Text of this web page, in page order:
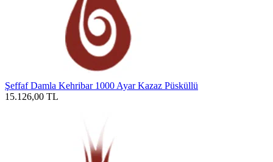
Şeffaf Damla Kehribar 1000 Ayar Kazaz Püsküllü
15.126,00 TL